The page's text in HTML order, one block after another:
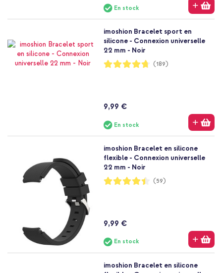
En stock
imoshion Bracelet sport en
silicone - Connexion universelle
22 mm - Noir
Notation:
94%
(189)
9,99 €
En stock
imoshion Bracelet en silicone
flexible - Connexion universelle
22 mm - Noir
Notation:
89%
(59)
9,99 €
En stock
imoshion Bracelet en silicone